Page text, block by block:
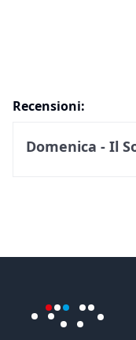
Recensioni:
Domenica - Il